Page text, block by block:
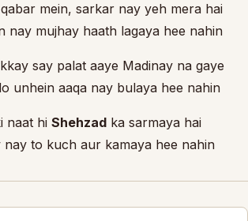
mein, sarkar nay yeh mera hai
nay mujhay haath lagaya hee nahin.
say palat aaye Madinay na gaye
unhein aaqa nay bulaya hee nahin.
naat hi Shehzad ka sarmaya hai
nay to kuch aur kamaya hee nahin.